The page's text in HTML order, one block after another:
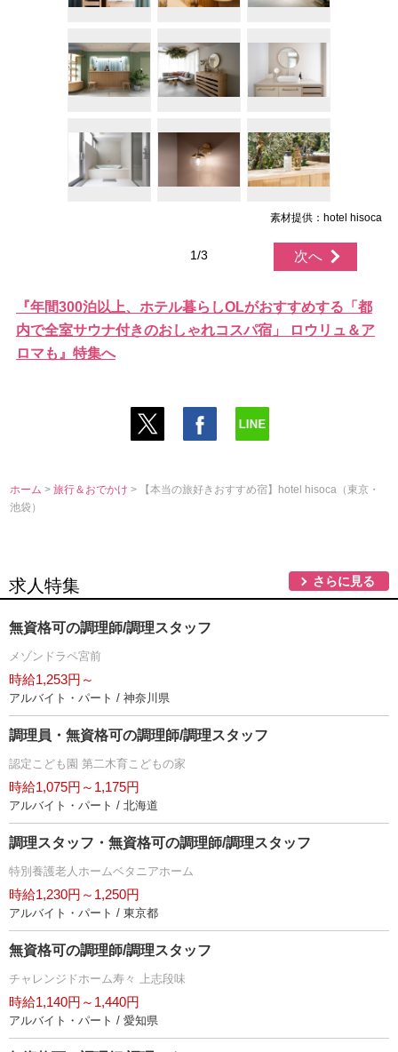
素材提供：hotel hisoca
次へ
1/3
『年間300泊以上、ホテル暮らしOLがおすすめする「都
内で全室サウナ付きのおしゃれコスパ宿」 ロウリュ＆ア
ロマも』特集へ
ホーム >旅行＆おでかけ> 【本当の旅好きおすすめ宿】hotel hisoca（東京・
池袋）
求人特集 さらに見る
無資格可の調理師/調理スタッフ
メゾンドラペ宮前
時給1,253円～
アルバイト・パート / 神奈川県
調理員・無資格可の調理師/調理スタッフ
認定こども園 第二木育こどもの家
時給1,075円～1,175円
アルバイト・パート / 北海道
調理スタッフ・無資格可の調理師/調理スタッフ
特別養護老人ホームベタニアホーム
時給1,230円～1,250円
アルバイト・パート / 東京都
無資格可の調理師/調理スタッフ
チャレンジドホーム寿々 上志段味
時給1,140円～1,440円
アルバイト・パート / 愛知県